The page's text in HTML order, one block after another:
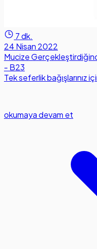
7 dk.
24 Nisan 2022
Mucize
- B23
Tek seferlik bağışlarınız
okumaya devam et